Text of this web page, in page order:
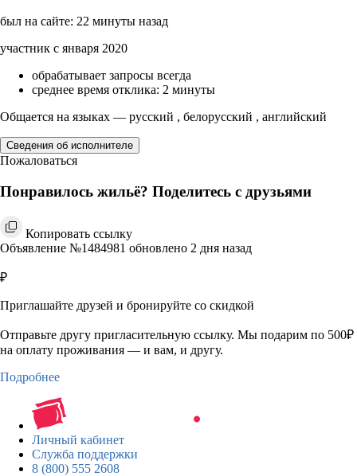
был на сайте: 22 минуты назад
участник с января 2020
обрабатывает запросы всегда
среднее время отклика: 2 минуты
Общается на языках — русский , белорусский , английский
Сведения об исполнителе
Пожаловаться
Понравилось жильё? Поделитесь с друзьями
Копировать ссылку
Объявление №1484981 обновлено 2 дня назад
₽
Приглашайте друзей и бронируйте со скидкой
Отправьте другу пригласительную ссылку. Мы подарим по 500₽
на оплату проживания — и вам, и другу.
Подробнее
Личный кабинет
Служба поддержки
8 (800) 555 2608